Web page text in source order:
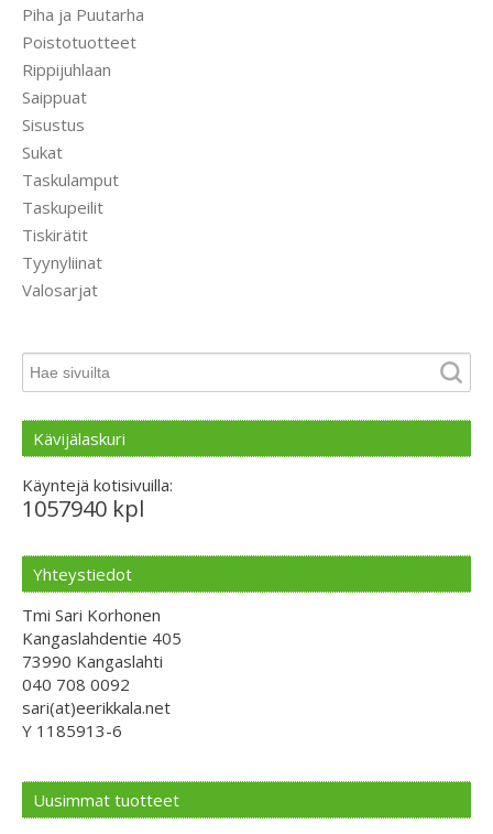
Piha ja Puutarha
Poistotuotteet
Rippijuhlaan
Saippuat
Sisustus
Sukat
Taskulamput
Taskupeilit
Tiskirätit
Tyynyliinat
Valosarjat
Kävijälaskuri
Käyntejä kotisivuilla:
1057940 kpl
Yhteystiedot
Tmi Sari Korhonen
Kangaslahdentie 405
73990 Kangaslahti
040 708 0092
sari(at)eerikkala.net
Y 1185913-6
Uusimmat tuotteet